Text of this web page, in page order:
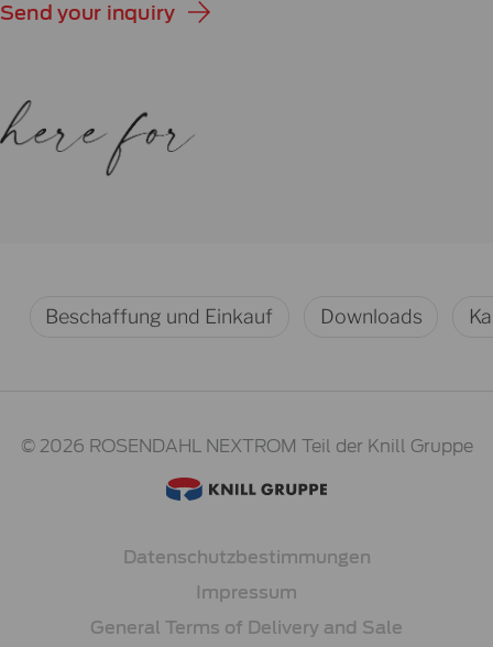
Send your inquiry
Beschaffung und Einkauf Downloads
© 2026 ROSENDAHL NEXTROM Teil der Knill Gruppe
Datenschutzbestimmungen
Impressum
General Terms of Delivery and Sale